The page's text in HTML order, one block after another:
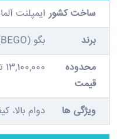
ایمپلنت
بگو (BEGO)
13,100,000 تا 26,300,000
دوام بالا،